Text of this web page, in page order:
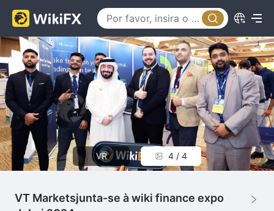
VR 1 / 4
VT Marketsjunta-se à wiki finance expo